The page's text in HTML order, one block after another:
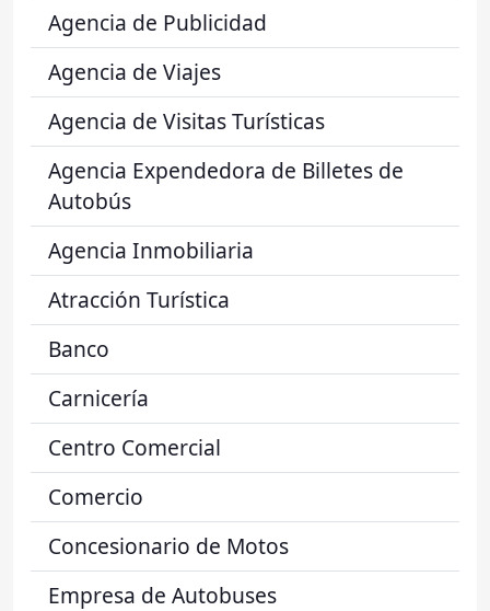
Agencia de Publicidad
Agencia de Viajes
Agencia de Visitas Turísticas
Agencia Expendedora de Billetes de
Autobús
Agencia Inmobiliaria
Atracción Turística
Banco
Carnicería
Centro Comercial
Comercio
Concesionario de Motos
Empresa de Autobuses